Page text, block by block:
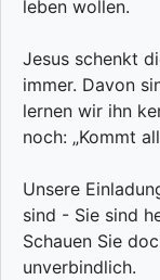
leben wollen.
Jesus schenkt
immer. Davon
lernen wir ihn
noch: „Kommt
Unsere
sind - Sie sind
Schauen Sie
unverbindlich.